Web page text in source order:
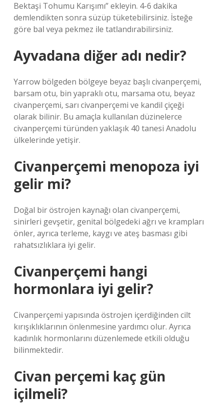
Bektaşi Tohumu Karışımı” ekleyin. 4-6 dakika
demlendikten sonra süzüp tüketebilirsiniz. İsteğe
göre bal veya pekmez ile tatlandırabilirsiniz.
Ayvadana diğer adı nedir?
Yarrow bölgeden bölgeye beyaz başlı civanperçemi,
barsam otu, bin yapraklı otu, marsama otu, beyaz
civanperçemi, sarı civanperçemi ve kandil çiçeği
olarak bilinir. Bu amaçla kullanılan düzinelerce
civanperçemi türünden yaklaşık 40 tanesi Anadolu
ülkelerinde yetişir.
Civanperçemi menopoza iyi
gelir mi?
Doğal bir östrojen kaynağı olan civanperçemi,
sinirleri gevşetir, genital bölgedeki ağrı ve krampları
önler, ayrıca terleme, kaygı ve ateş basması gibi
rahatsızlıklara iyi gelir.
Civanperçemi hangi
hormonlara iyi gelir?
Civanperçemi yapısında östrojen içerdiğinden cilt
kırışıklıklarının önlenmesine yardımcı olur. Ayrıca
kadınlık hormonlarını düzenlemede etkili olduğu
bilinmektedir.
Civan perçemi kaç gün
içilmeli?